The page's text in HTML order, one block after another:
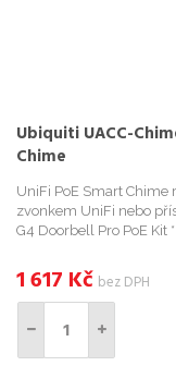
Ubiquiti UACC-
Chime
UniFi PoE Smart Chime
zvonkem UniFi nebo
G4 Doorbell Pro PoE Kit
1 617 Kč bez DPH